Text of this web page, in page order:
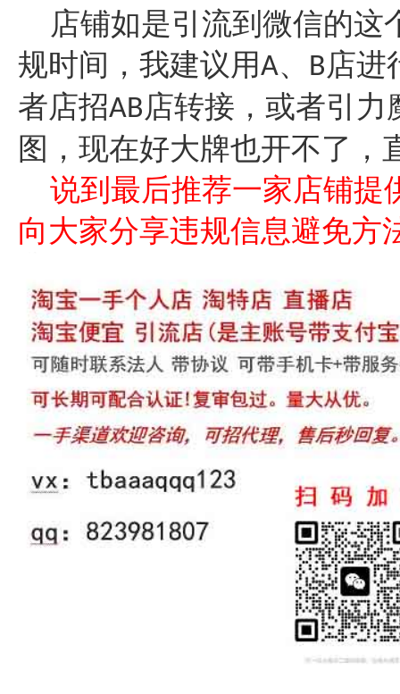
店铺如是引流到微信的
规时间，我建议用A、 B店进
者店招AB店转接，或者引
图，现在好大牌也开不了，
说到最后推荐一家店铺提
向大家分享违规信息避免方